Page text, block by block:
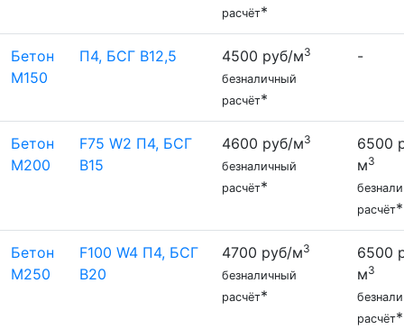
расчёт*
Бетон
М150
П4, БСГ В12,5 4500 руб/м3
безналичный
расчёт*
-
Бетон
М200
F75 W2 П4, БСГ
В15
4600 руб/м3
безналичный
расчёт*
6500
м3
расчёт*
Бетон
М250
F100 W4 П4, БСГ
В20
4700 руб/м3
безналичный
расчёт*
6500
м3
расчёт*